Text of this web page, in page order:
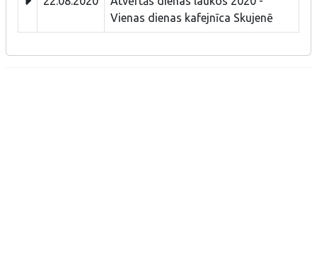
Vienas dienas kafejnīca Skujenē